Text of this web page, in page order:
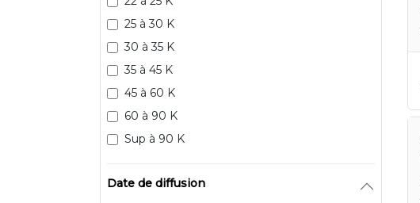
25 à 30 K
30 à 35 K
35 à 45 K
45 à 60 K
60 à 90 K
Sup à 90 K
Date de diffusion